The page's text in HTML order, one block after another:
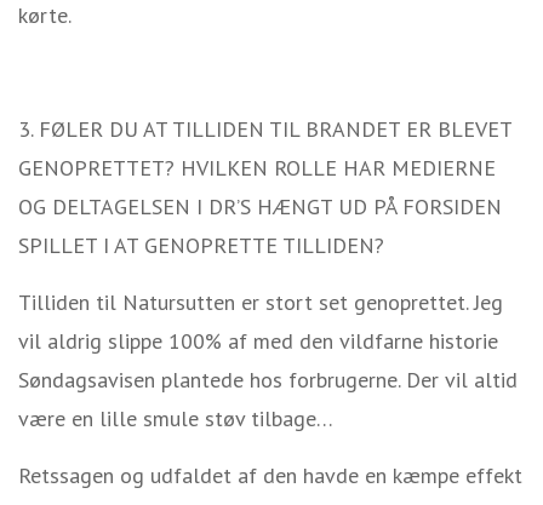
kørte.
3. FØLER DU AT TILLIDEN TIL BRANDET ER BLEVET
GENOPRETTET? HVILKEN ROLLE HAR MEDIERNE
OG DELTAGELSEN I DR’S HÆNGT UD PÅ FORSIDEN
SPILLET I AT GENOPRETTE TILLIDEN?
Tilliden til Natursutten er stort set genoprettet. Jeg
vil aldrig slippe 100% af med den vildfarne historie
Søndagsavisen plantede hos forbrugerne. Der vil altid
være en lille smule støv tilbage…
Retssagen og udfaldet af den havde en kæmpe effekt